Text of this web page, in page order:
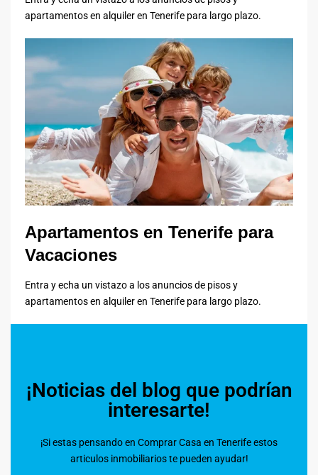
apartamentos en alquiler en Tenerife para largo plazo.
Apartamentos en Tenerife para
Vacaciones
Entra y echa un vistazo a los anuncios de pisos y
apartamentos en alquiler en Tenerife para largo plazo.
¡Noticias del blog que podrían
interesarte!
¡Si estas pensando en Comprar Casa en Tenerife estos
articulos inmobiliarios te pueden ayudar!